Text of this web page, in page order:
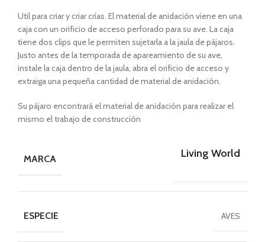
Util para criar y criar crías. El material de anidación viene en una
caja con un orificio de acceso perforado para su ave. La caja
tiene dos clips que le permiten sujetarla a la jaula de pájaros.
Justo antes de la temporada de apareamiento de su ave,
instale la caja dentro de la jaula, abra el orificio de acceso y
extraiga una pequeña cantidad de material de anidación.
Su pájaro encontrará el material de anidación para realizar el
mismo el trabajo de construcción
MARCA Living World
ESPECIE AVES